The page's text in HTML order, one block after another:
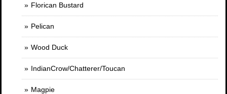
Florican Bustard
Pelican
Wood Duck
IndianCrow/Chatterer/Toucan
Magpie